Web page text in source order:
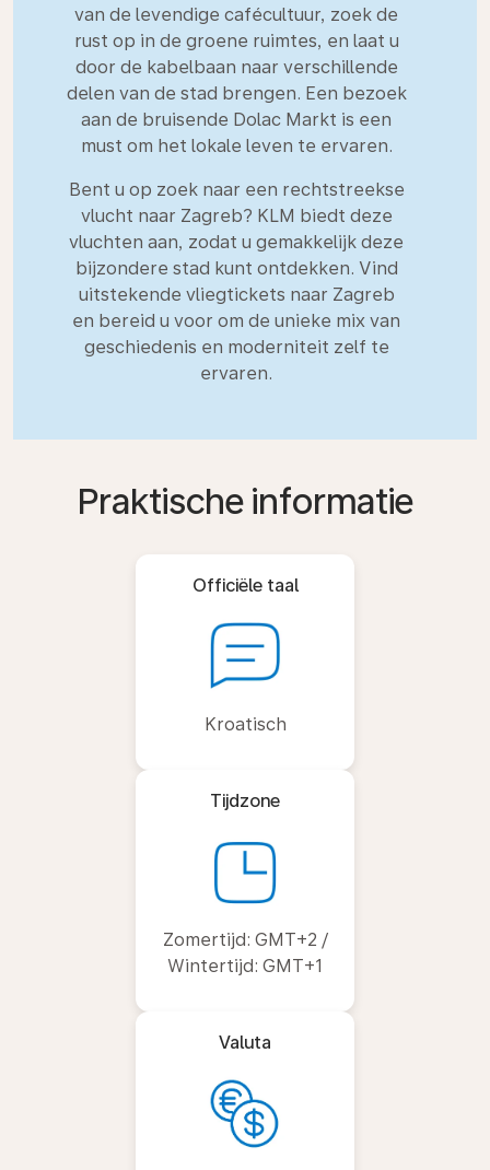
van de levendige cafécultuur, zoek de
rust op in de groene ruimtes, en laat u
door de kabelbaan naar verschillende
delen van de stad brengen. Een bezoek
aan de bruisende Dolac Markt is een
must om het lokale leven te ervaren.
Bent u op zoek naar een rechtstreekse
vlucht naar Zagreb? KLM biedt deze
vluchten aan, zodat u gemakkelijk deze
bijzondere stad kunt ontdekken. Vind
uitstekende vliegtickets naar Zagreb
en bereid u voor om de unieke mix van
geschiedenis en moderniteit zelf te
ervaren.
Praktische informatie
Officiële taal
Kroatisch
Tijdzone
Zomertijd: GMT+2 /
Wintertijd: GMT+1
Valuta